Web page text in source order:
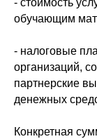
- стоимость
обучающим
- налоговые
организаций,
партнерские
денежных
Конкретная